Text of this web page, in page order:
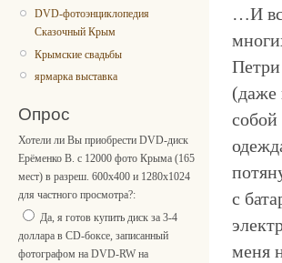
DVD-фотоэнциклопедия
Сказочный Крым
Крымские свадьбы
ярмарка выставка
Опрос
Хотели ли Вы приобрести DVD-диск
Ерёменко В. с 12000 фото Крыма (165
мест) в разреш. 600x400 и 1280x1024
для частного просмотра?:
Да, я готов купить диск за 3-4
доллара в CD-боксе, записанный
фотографом на DVD-RW на
…И
Петри
(даже
собой
с
меня